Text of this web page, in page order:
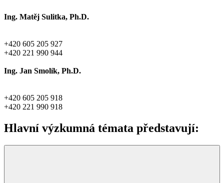
Ing. Matěj Sulitka, Ph.D.
+420 605 205 927
+420 221 990 944
Ing. Jan Smolík, Ph.D.
+420 605 205 918
+420 221 990 918
Hlavní výzkumná témata představují: